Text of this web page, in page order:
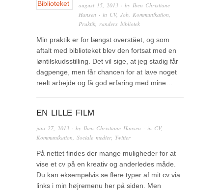
august 15, 2013 · byIben Christiane
Hansen · in CV,Job,Kommunikation,
Praktik,randers bibliotek
Min praktik er for længst overstået, og som
aftalt med biblioteket blev den fortsat med en
løntilskudsstilling. Det vil sige, at jeg stadig får
dagpenge, men får chancen for at lave noget
reelt arbejde og få god erfaring med mine…
EN LILLE FILM
juni 27, 2013 · by Iben Christiane Hansen · in CV,
Kommunikation Sociale medier, Twitter
På nettet findes der mange muligheder for at
vise et cv på en kreativ og anderledes måde.
Du kan eksempelvis se flere typer af mit cv via
links i min højremenu her på siden. Men